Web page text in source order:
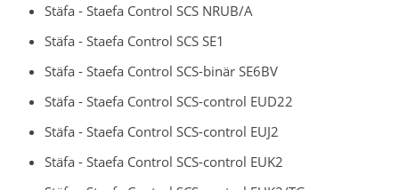
Stäfa - Staefa Control SCS NRUB/A
Stäfa - Staefa Control SCS SE1
Stäfa - Staefa Control SCS-binär SE6BV
Stäfa - Staefa Control SCS-control EUD22
Stäfa - Staefa Control SCS-control EUJ2
Stäfa - Staefa Control SCS-control EUK2